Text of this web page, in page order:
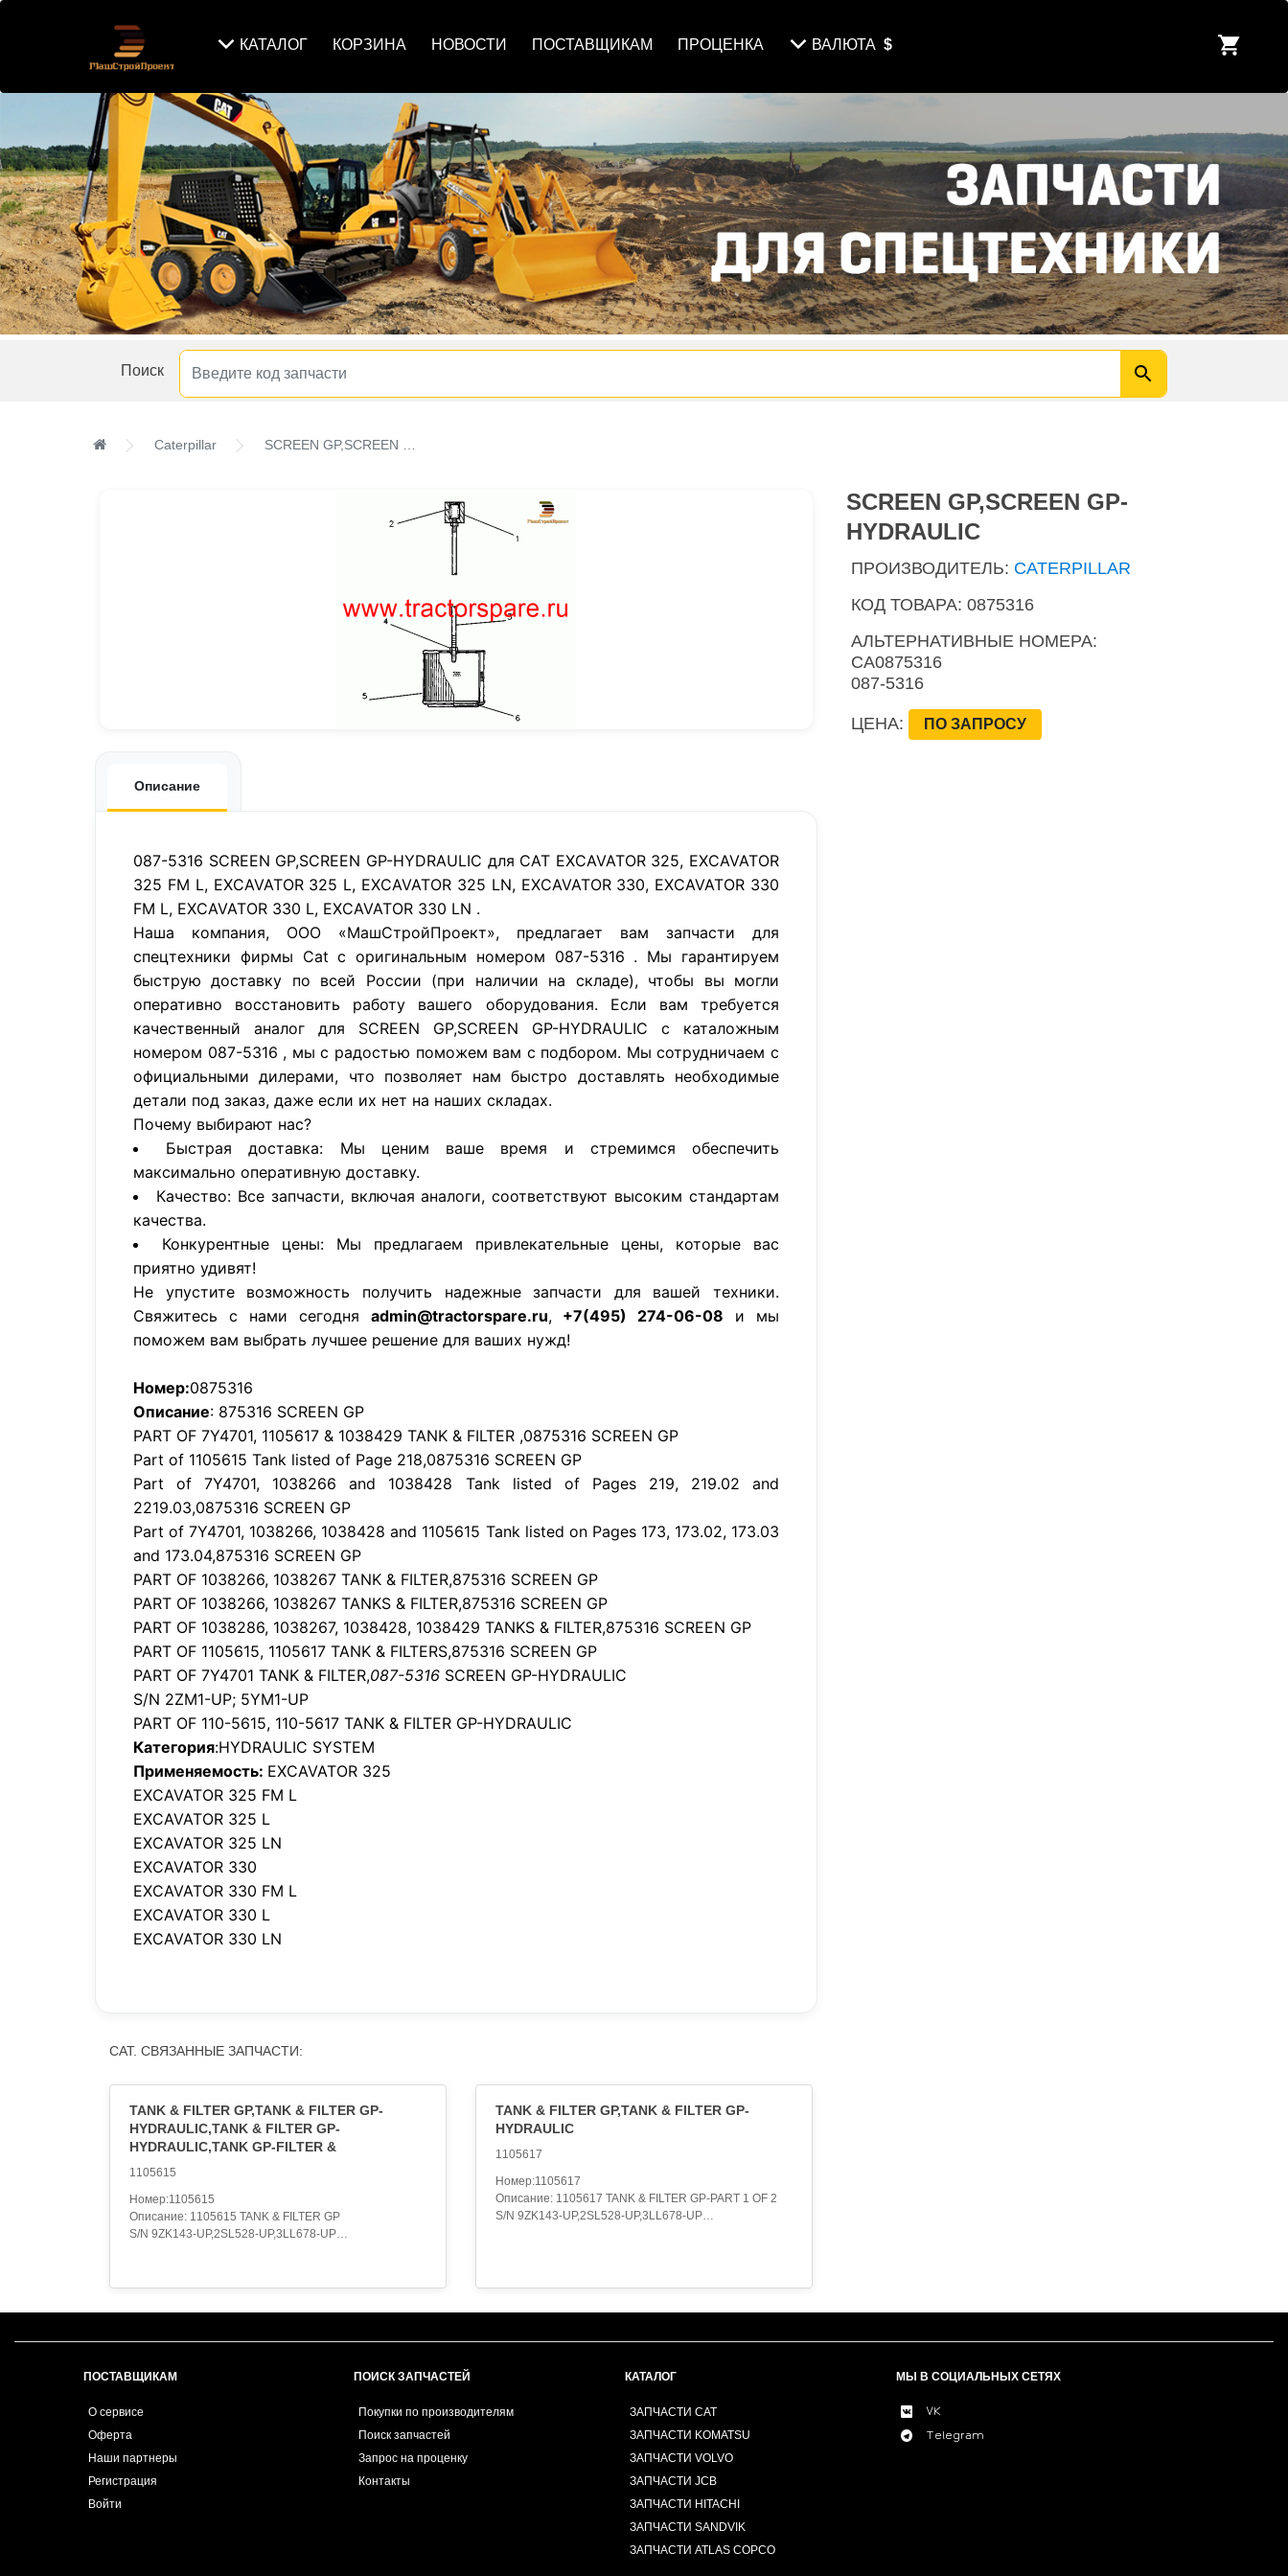
КАТАЛОГ КОРЗИНА НОВОСТИ ПОСТАВЩИКАМ ПРОЦЕНКА ВАЛЮТА $
Поиск
Caterpillar SCREEN GP,SCREEN GP-HYDRAULIC
Описание
087-5316 SCREEN GP,SCREEN GP-HYDRAULIC для CAT EXCAVATOR 325, EXCAVATOR
325 FM L, EXCAVATOR 325 L, EXCAVATOR 325 LN, EXCAVATOR 330, EXCAVATOR 330
FM L, EXCAVATOR 330 L, EXCAVATOR 330 LN .
Наша компания, ООО «МашСтройПроект», предлагает вам запчасти для
спецтехники фирмы Cat с оригинальным номером 087-5316 . Мы гарантируем
быструю доставку по всей России (при наличии на складе), чтобы вы могли
оперативно восстановить работу вашего оборудования. Если вам требуется
качественный аналог для SCREEN GP,SCREEN GP-HYDRAULIC с каталожным
номером 087-5316 , мы с радостью поможем вам с подбором. Мы сотрудничаем с
официальными дилерами, что позволяет нам быстро доставлять необходимые
детали под заказ, даже если их нет на наших складах.
Почему выбирают нас?
Быстрая доставка: Мы ценим ваше время и стремимся обеспечить
максимально оперативную доставку.
Качество: Все запчасти, включая аналоги, соответствуют высоким стандартам
качества.
Конкурентные цены: Мы предлагаем привлекательные цены, которые вас
приятно удивят!
Не упустите возможность получить надежные запчасти для вашей техники.
Свяжитесь с нами сегодня admin@tractorspare.ru, +7(495) 274-06-08 и мы
поможем вам выбрать лучшее решение для ваших нужд!
Номер:0875316
Описание: 875316 SCREEN GP
PART OF 7Y4701, 1105617 & 1038429 TANK & FILTER ,0875316 SCREEN GP
Part of 1105615 Tank listed of Page 218,0875316 SCREEN GP
Part of 7Y4701, 1038266 and 1038428 Tank listed of Pages 219, 219.02 and
2219.03,0875316 SCREEN GP
Part of 7Y4701, 1038266, 1038428 and 1105615 Tank listed on Pages 173, 173.02, 173.03
and 173.04,875316 SCREEN GP
PART OF 1038266, 1038267 TANK & FILTER,875316 SCREEN GP
PART OF 1038266, 1038267 TANKS & FILTER,875316 SCREEN GP
PART OF 1038286, 1038267, 1038428, 1038429 TANKS & FILTER,875316 SCREEN GP
PART OF 1105615, 1105617 TANK & FILTERS,875316 SCREEN GP
PART OF 7Y4701 TANK & FILTER,087-5316 SCREEN GP-HYDRAULIC
S/N 2ZM1-UP; 5YM1-UP
PART OF 110-5615, 110-5617 TANK & FILTER GP-HYDRAULIC
Категория:HYDRAULIC SYSTEM
Применяемость: EXCAVATOR 325
EXCAVATOR 325 FM L
EXCAVATOR 325 L
EXCAVATOR 325 LN
EXCAVATOR 330
EXCAVATOR 330 FM L
EXCAVATOR 330 L
EXCAVATOR 330 LN
SCREEN GP,SCREEN GP-
HYDRAULIC
ПРОИЗВОДИТЕЛЬ: CATERPILLAR
КОД ТОВАРА: 0875316
АЛЬТЕРНАТИВНЫЕ НОМЕРА:
CA0875316
087-5316
ЦЕНА: ПО ЗАПРОСУ
CAT. СВЯЗАННЫЕ ЗАПЧАСТИ:
TANK & FILTER GP,TANK & FILTER GP-
HYDRAULIC,TANK & FILTER GP-
HYDRAULIC,TANK GP-FILTER &
1105615
Номер:1105615
Описание: 1105615 TANK & FILTER GP
S/N 9ZK143-UP,2SL528-UP,3LL678-UP
FILTER GP-HYDRAULIC
FILTER GP-HYDRAULIC
S/N 8RL1-00288, 9ML1-00219
0875316-Page 220, 4I3741-Page 232,1105615 TANK &
FILTER GP-PART 1 OF 2
4I3741-PAGE 189
TANK & FILTER GP,TANK & FILTER GP-
HYDRAULIC
1105617
Номер:1105617
Описание: 1105617 TANK & FILTER GP-PART 1 OF 2
S/N 9ZK143-UP,2SL528-UP,3LL678-UP
S/N 9ZK143-UP,2SL528-UP,3LL678-UP
PART OF 1105614 TANK & FILTER,110-5617 TANK &
Категория:HYDRAULIC SYSTEM..
ПОСТАВЩИКАМ
О сервисе
Оферта
Наши партнеры
Регистрация
Войти
ПОИСК ЗАПЧАСТЕЙ
Покупки по производителям
Поиск запчастей
Запрос на проценку
Контакты
КАТАЛОГ
ЗАПЧАСТИ CAT
ЗАПЧАСТИ KOMATSU
ЗАПЧАСТИ VOLVO
ЗАПЧАСТИ JCB
ЗАПЧАСТИ HITACHI
ЗАПЧАСТИ SANDVIK
ЗАПЧАСТИ ATLAS COPCO
МЫ В СОЦИАЛЬНЫХ СЕТЯХ
VK
Telegram